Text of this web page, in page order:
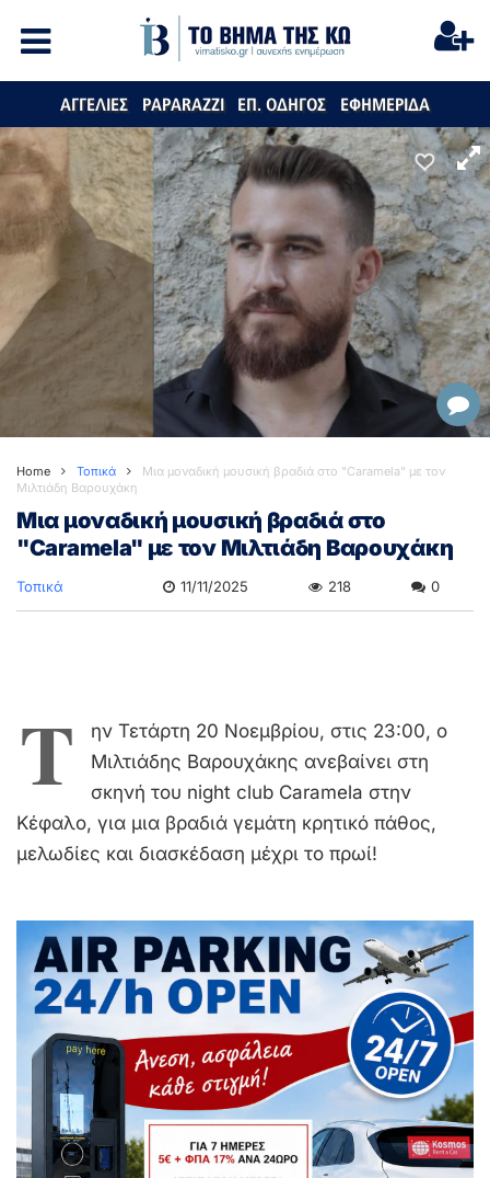
ΑΓΓΕΛΙΕΣ PAPARAZZI ΕΠ. ΟΔΗΓΟΣ ΕΦΗΜΕΡΙΔΑ
Home Τοπικά
Μια μοναδική μουσική βραδιά στο "Caramela" με τον
Μιλτιάδη Βαρουχάκη
Μια μοναδική μουσική βραδιά στο
"Caramela" με τον Μιλτιάδη Βαρουχάκη
Τοπικά 11/11/2025 218 0
Τ
ην Τετάρτη 20 Νοεμβρίου, στις 23:00, ο
Μιλτιάδης Βαρουχάκης ανεβαίνει στη
σκηνή του night club Caramela στην
Κέφαλο, για μια βραδιά γεμάτη κρητικό πάθος,
μελωδίες και διασκέδαση μέχρι το πρωί!